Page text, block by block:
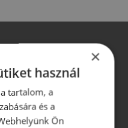
×
használ
tartalom, a
és a
Ön